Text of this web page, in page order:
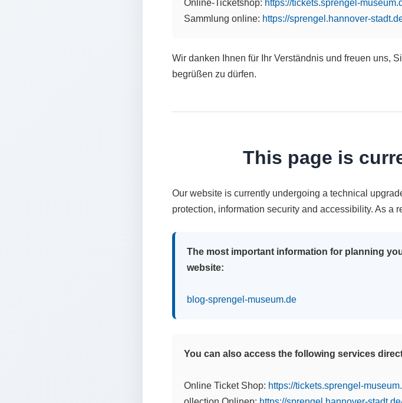
Online-Ticketshop: https://tickets.sprengel-
Sammlung online: https://sprengel.hannover-
Wir danken Ihnen für Ihr Verständnis und freuen uns,
begrüßen zu dürfen.
This page is
Our website is currently undergoing a technical
protection, information security and accessibility. As a
The most important information for planning
website:
blog-sprengel-museum.de
You can also access the following services
Online Ticket Shop: https://tickets.sprengel-